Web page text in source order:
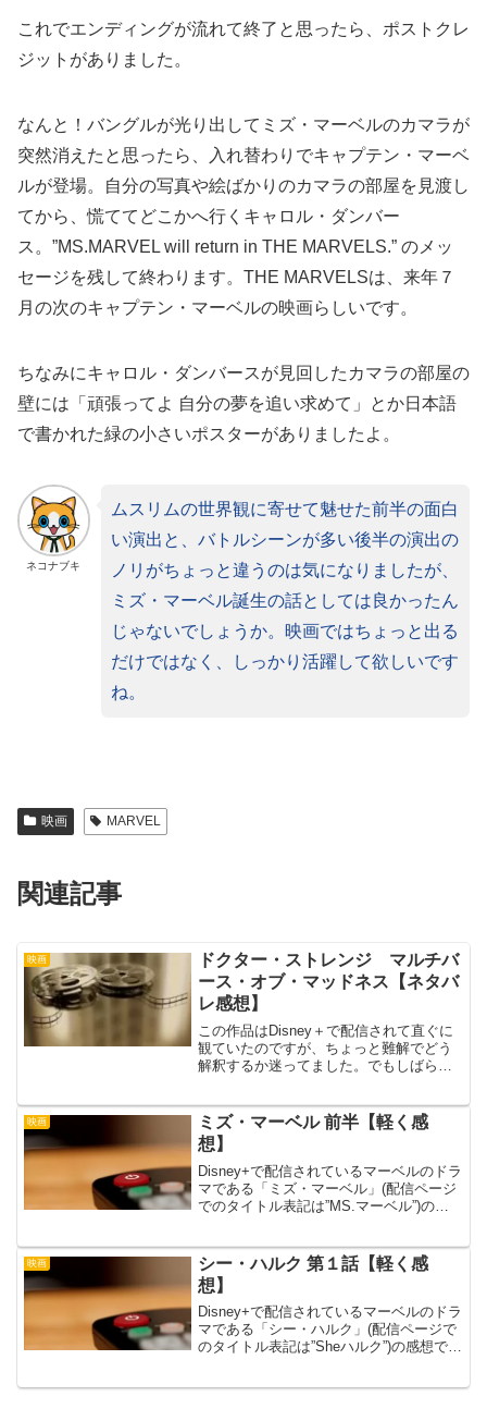
これでエンディングが流れて終了と思ったら、ポストクレ
ジットがありました。
なんと！バングルが光り出してミズ・マーベルのカマラが
突然消えたと思ったら、入れ替わりでキャプテン・マーベ
ルが登場。自分の写真や絵ばかりのカマラの部屋を見渡し
てから、慌ててどこかへ行くキャロル・ダンバー
ス。”MS.MARVEL will return in THE MARVELS.” のメッ
セージを残して終わります。THE MARVELSは、来年７
月の次のキャプテン・マーベルの映画らしいです。
ちなみにキャロル・ダンバースが見回したカマラの部屋の
壁には「頑張ってよ 自分の夢を追い求めて」とか日本語
で書かれた緑の小さいポスターがありましたよ。
ネコナブキ
ムスリムの世界観に寄せて魅せた前半の面白
い演出と、バトルシーンが多い後半の演出の
ノリがちょっと違うのは気になりましたが、
ミズ・マーベル誕生の話としては良かったん
じゃないでしょうか。映画ではちょっと出る
だけではなく、しっかり活躍して欲しいです
ね。
映画 MARVEL
関連記事
映画
ドクター・ストレンジ マルチバ
ース・オブ・マッドネス【ネタバ
レ感想】
この作品はDisney＋で配信されて直ぐに
観ていたのですが、ちょっと難解でどう
解釈するか迷ってました。でもしばらく
き方や回収も綺麗だったので良作でし
た。マルチバースとい...
映画
ミズ・マーベル 前半【軽く感
想】
Disney+で配信されているマーベルのドラ
マである「ミズ・マーベル」(配信ページ
でのタイトル表記は”MS.マーベル”)の感
無いので、あらすじと共に単純な感想を
書く...
映画
シー・ハルク 第１話【軽く感
想】
Disney+で配信されているマーベルのドラ
マである「シー・ハルク」(配信ページで
のタイトル表記は”Sheハルク”)の感想で